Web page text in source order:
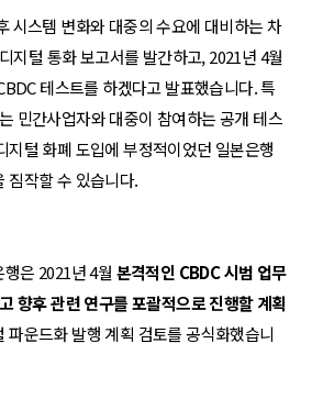
시스템 변화와 대중의 수요에 대비하는 차
지털 통화 보고서를 발간하고, 2021년 4월
테스트를 하겠다고 발표했습니다. 특
민간사업자와 대중이 참여하는 공개 테스
지털 화폐 도입에 부정적이었던 일본은행
짐작할 수 있습니다.
은 2021년 4월 본격적인 CBDC 시범 업무
향후 관련 연구를 포괄적으로 진행할 계획
파운드화 발행 계획 검토를 공식화했습니